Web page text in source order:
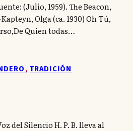
(Julio, 1959). The Beacon,
Olga (ca. 1930) Oh Tú,
Quien todas…
, TRADICIÓN
del Silencio H. P. B. lleva al